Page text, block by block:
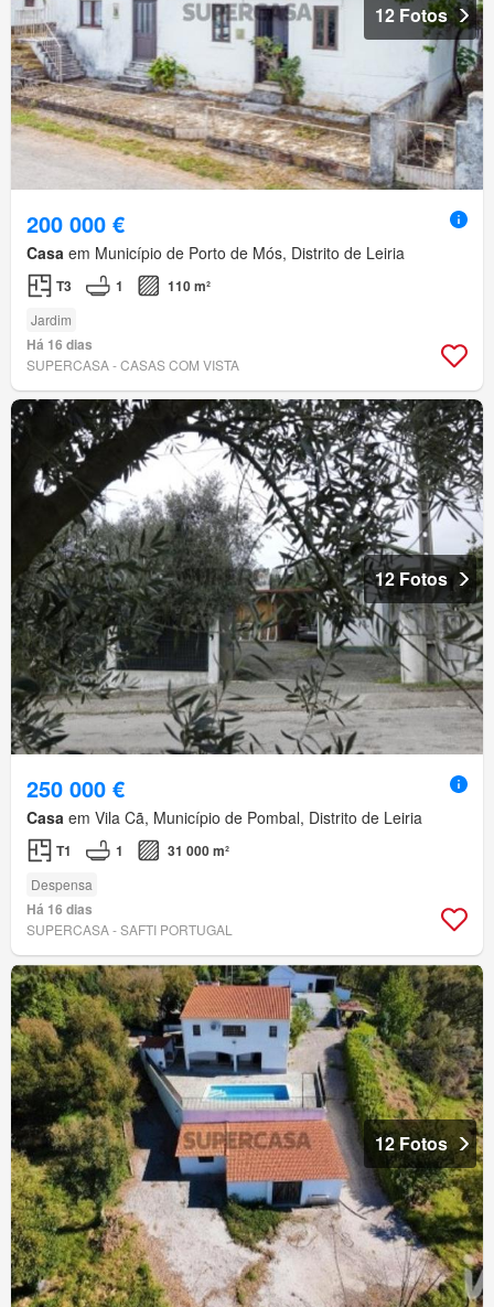
12 Fotos
200 000 €
Casa em Município de Porto de Mós, Distrito de Leiria
T3 1 110 m²
Jardim
Há 16 dias
SUPERCASA - CASAS COM VISTA
12 Fotos
250 000 €
Casa em Vila Cã, Município de Pombal, Distrito de Leiria
T1 1 31 000 m²
Despensa
Há 16 dias
SUPERCASA - SAFTI PORTUGAL
12 Fotos